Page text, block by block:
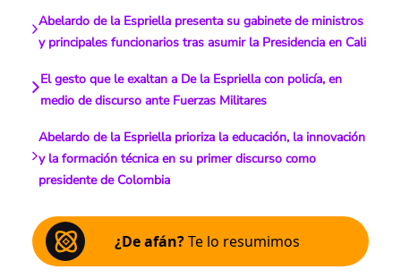
Abelardo de la Espriella presenta su gabinete de ministros
y principales funcionarios tras asumir la Presidencia en Cali
El gesto que le exaltan a De la Espriella con policía, en
medio de discurso ante Fuerzas Militares
Abelardo de la Espriella prioriza la educación, la innovación
y la formación técnica en su primer discurso como
presidente de Colombia
¿De afán?Te lo resumimos